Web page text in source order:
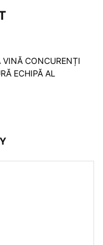
VINĂ CONCURENȚI
ECHIPĂ AL